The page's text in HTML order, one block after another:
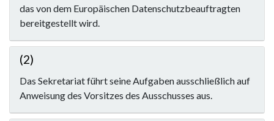
das von dem Europäischen Datenschutzbeauftragten
bereitgestellt wird.
(2)
Das Sekretariat führt seine Aufgaben ausschließlich auf
Anweisung des Vorsitzes des Ausschusses aus.